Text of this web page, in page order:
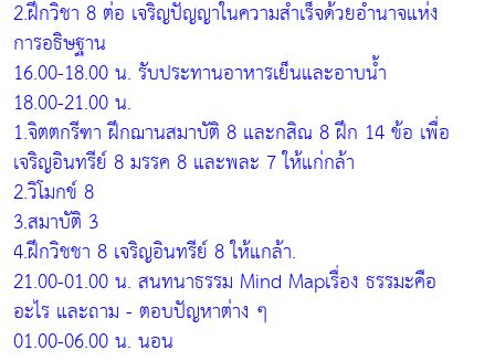
2.ฝึกวิชา 8 ต่อ เจริญปัญญาในความสำเร็จด้วยอำนาจแห่ง
การอธิษฐาน
16.00-18.00 น. รับประทานอาหารเย็นและอาบน้ำ
18.00-21.00 น.
1.จิตตกรีฑา ฝึกฌานสมาบัติ 8 และกสิณ 8 ฝึก 14 ข้อ เพื่อ
เจริญอินทรีย์ 8 มรรค 8 และพละ 7 ให้แก่กล้า
2.วิโมกข์ 8
3.สมาบัติ 3
4.ฝึกวิชชา 8 เจริญอินทรีย์ 8 ให้แกล้า.
21.00-01.00 น. สนทนาธรรม Mind Mapเรื่อง ธรรมะคือ
อะไร และถาม - ตอบปัญหาต่าง ๆ
01.00-06.00 น. นอน